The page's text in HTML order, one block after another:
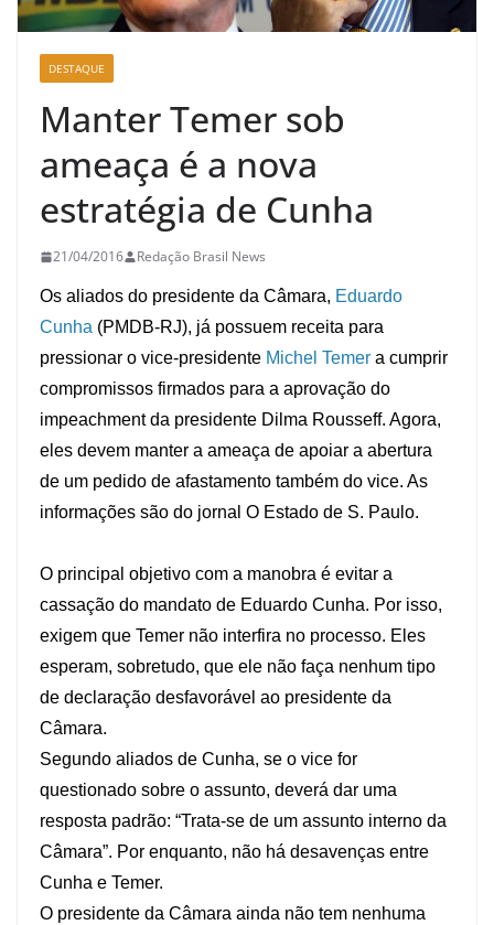
DESTAQUE
Manter Temer sob
ameaça é a nova
estratégia de Cunha
21/04/2016 Redação Brasil News
Os aliados do presidente da Câmara, Eduardo
Cunha (PMDB-RJ), já possuem receita para
pressionar o vice-presidente Michel Temer a cumprir
compromissos firmados para a aprovação do
impeachment da presidente Dilma Rousseff. Agora,
eles devem manter a ameaça de apoiar a abertura
de um pedido de afastamento também do vice. As
informações são do jornal O Estado de S. Paulo.
O principal objetivo com a manobra é evitar a
cassação do mandato de Eduardo Cunha. Por isso,
exigem que Temer não interfira no processo. Eles
esperam, sobretudo, que ele não faça nenhum tipo
de declaração desfavorável ao presidente da
Câmara.
Segundo aliados de Cunha, se o vice for
questionado sobre o assunto, deverá dar uma
resposta padrão: “Trata-se de um assunto interno da
Câmara”. Por enquanto, não há desavenças entre
Cunha e Temer.
O presidente da Câmara ainda não tem nenhuma